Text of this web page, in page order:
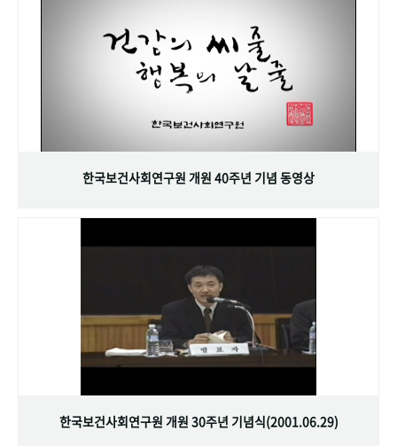
한국보건사회연구원 개원 40주년 기념 동영상
한국보건사회연구원 개원 30주년 기념식(2001.06.29)